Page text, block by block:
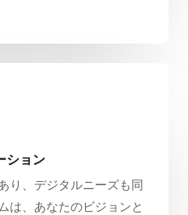
ション
り、デジタルニーズも同
は、あなたのビジョンと